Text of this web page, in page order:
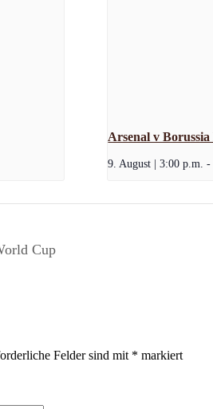
Arsenal v
9. August | 3:00 p.m. -
Cup
Felder sind mit * markiert